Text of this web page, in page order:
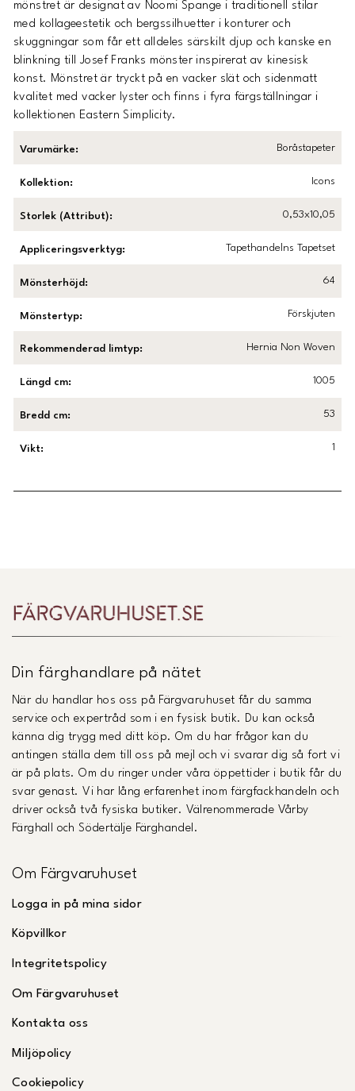
mönstret är designat av Noomi Spange i traditionell stilar
med kollageestetik och bergssilhuetter i konturer och
skuggningar som får ett alldeles särskilt djup och kanske en
blinkning till Josef Franks mönster inspirerat av kinesisk
konst. Mönstret är tryckt på en vacker slät och sidenmatt
kvalitet med vacker lyster och finns i fyra färgställningar i
kollektionen Eastern Simplicity.
Varumärke: Boråstapeter
Kollektion: Icons
Storlek (Attribut): 0,53x10,05
Appliceringsverktyg: Tapethandelns Tapetset
Mönsterhöjd : 64
Mönstertyp: Förskjuten
Rekommenderad limtyp: Hernia Non Woven
Längd cm: 1005
Bredd cm: 53
Vikt: 1
Din färghandlare på nätet
När du handlar hos oss på Färgvaruhuset får du samma
service och expertråd som i en fysisk butik. Du kan också
känna dig trygg med ditt köp. Om du har frågor kan du
antingen ställa dem till oss på mejl och vi svarar dig så fort vi
är på plats. Om du ringer under våra öppettider i butik får du
svar genast. Vi har lång erfarenhet inom färgfackhandeln och
driver också två fysiska butiker. Välrenommerade Vårby
Färghall och Södertälje Färghandel.
Om Färgvaruhuset
Logga in på mina sidor
Köpvillkor
Integritetspolicy
Om Färgvaruhuset
Kontakta oss
Miljöpolicy
Cookiepolicy